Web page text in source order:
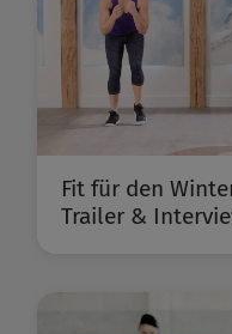
Fit für den
Trailer &